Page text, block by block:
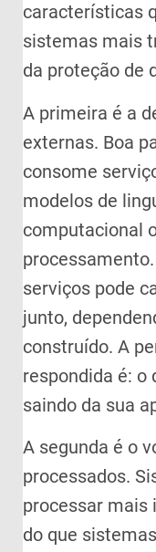
características
sistemas mais
da proteção de
A primeira é a
externas. Boa
consome
modelos de
computacional
serviços pode
junto,
construído. A
respondida é: o
saindo da sua
A segunda é o
processados.
processar mais
do que